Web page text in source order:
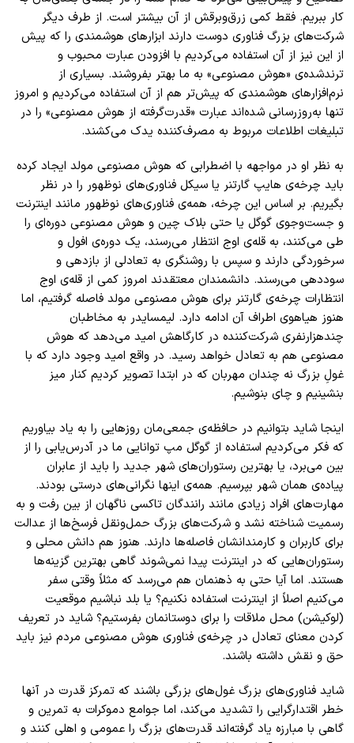
کار ببریم. فقط کمی زرق‌وبرقش از آن بیشتر است. از طرف دیگر
شرکت‌های بزرگ فناوری دوست دارند ابزارهای هوشمندی را که پیش
از این نیز از آن استفاده می‌کردیم با افزودن عبارت محبوب و
ترندشده‌ی «هوش مصنوعی» به ما بهتر بفروشند. بسیاری از
نرم‌افزارهای هوشمندی که پیش‌تر هم از آن استفاده می‌کردیم و امروز
تنها به‌روزرسانی شده‌اند عبارت «قدرت‌گرفته از هوش مصنوعی» را در
تبلیغات اطلاعات مربوط به مصرف‌کننده یدک می‌کشند.
به نظر او در مواجهه با اضطرابی که هوش مصنوعی مولد ایجاد کرده
باید چرخه‌ی هایپ گارتنر یا سیکل فناوری‌های نوظهور را در نظر
بگیریم. بر اساس این چرخه، همه‌ی فناوری‌های نوظهور مانند اینترنت
و جست‌وجوی گوگل یا حتی بلاک چین و هوش مصنوعی دوره‌ای را
طی می‌کنند، به قله‌ی اوج انتظار می‌رسند، یک دوره‌ی افول و
سرخوردگی دارند و سپس با روشنگری به تعادلی از بازدهی و
سوددهی می‌رسند. دانشمندان معتقدند امروز کمی از قله‌ی اوج
انتظارات چرخه‌ی گارتنر برای هوش مصنوعی مولد فاصله گرفتیم، اما
هنوز هیاهوی اطراف آن ادامه دارد. لیمسایدر به مخاطبان
چندهزارنفری شرکت‌کننده در کارگاهش امید می‌دهد که هوش
مصنوعی هم به تعادل خواهد رسید. در واقع امید وجود دارد که با
غولِ بزرگ نه چندان مهربان که در ابتدا تصویر کردیم کنار میز
بنشینیم و چای بنوشیم.
اینجا شاید بتوانیم در حافظه‌ی جمعی‌مان روزهایی را به یاد بیاوریم
که فکر می‌کردیم استفاده از گوگل مپ توانایی ما در آدرس‌یابی را از
بین می‌برد، یا بهترین‌ رستوران‌های شهر جدید را باید از عابران
پیاده‌ی همان شهر بپرسیم. همه‌ی اینها نگرانی‌های درستی بودند.
مهارت‌های افراد زیادی مانند رانندگان تاکسی ناگهان از بین رفت و به
رسمیت شناخته نشد و شرکت‌های بزرگ حمل‌ونقل فرسخ‌ها از عدالت
برای کاربران و کارمندانشان فاصله‌ها دارند. هنوز هم دانش محلی و
رستوران‌هایی که در اینترنت پیدا نمی‌شوند گاهی بهترین گزینه‌ها
هستند. اما آیا حتی به ذهنمان هم می‌رسد که مثلاً وقتی سفر
می‌کنیم اصلاً از اینترنت استفاده نکنیم؟ یا بلد نباشیم موقعیت
(لوکیشن) محل ملاقات را برای دوستانمان بفرستیم؟ شاید در تعریف
کردن معنای تعادل در چرخه‌ی فناوری هوش مصنوعی مردم نیز باید
حق و نقش داشته باشند.
شاید فناوری‌های بزرگ غول‌های بزرگی باشند که تمرکز قدرت در آنها
خطر اقتدارگرایی را تشدید می‌کند، اما جوامع دموکرات به تمرین و
گاهی با مبارزه یاد گرفته‌اند قدرت‌های بزرگ را عمومی و اهلی کنند و